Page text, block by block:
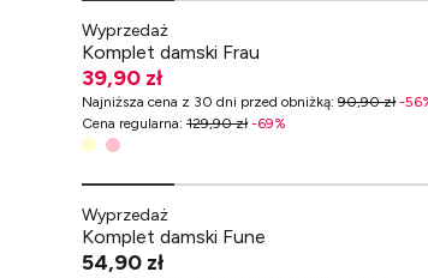
Wyprzedaż
Komplet damski Frau
39,90 zł
Najniższa cena z 30 dni przed obniżką: 90,90 zł -56
Cena regularna: 129,90 zł -69%
Wyprzedaż
Komplet damski Fune
54,90 zł